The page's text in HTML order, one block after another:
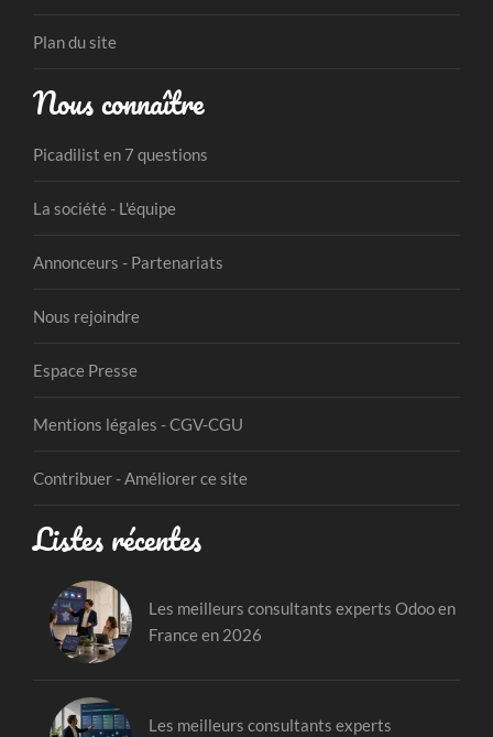
Plan du site
Nous connaître
Picadilist en 7 questions
La société - L'équipe
Annonceurs - Partenariats
Nous rejoindre
Espace Presse
Mentions légales - CGV-CGU
Contribuer - Améliorer ce site
Listes récentes
Les meilleurs consultants experts Odoo en
France en 2026
Les meilleurs consultants experts